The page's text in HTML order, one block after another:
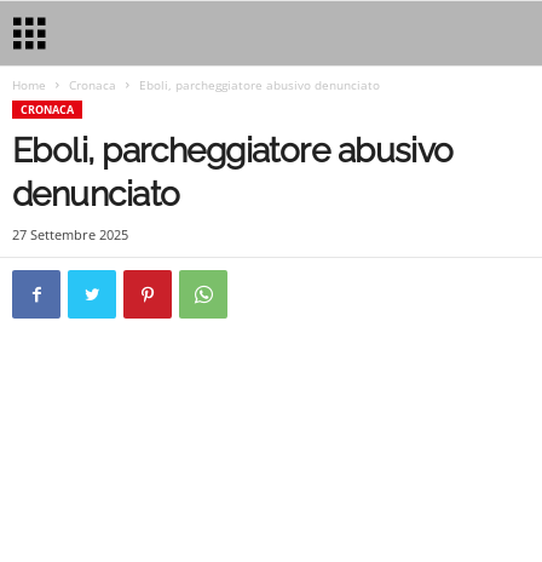
Home Cronaca Eboli, parcheggiatore abusivo denunciato
CRONACA
Eboli, parcheggiatore abusivo
denunciato
27 Settembre 2025